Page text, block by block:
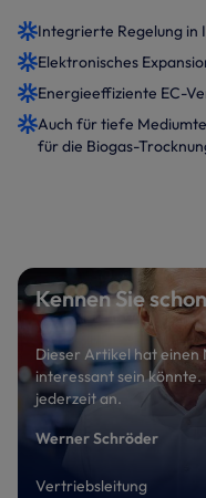
Integrierte Regelung in
Elektronisches
Energieeffiziente EC-
Auch für tiefe
für die Biogas-
Kennen Sie
Dieser Artikel hat
interessant sein
jederzeit an.
Werner Schröder
Vertriebsleitung